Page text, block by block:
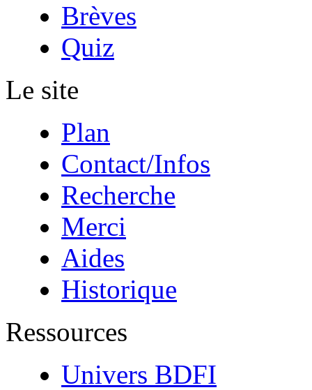
Brèves
Quiz
Le site
Plan
Contact/Infos
Recherche
Merci
Aides
Historique
Ressources
Univers BDFI